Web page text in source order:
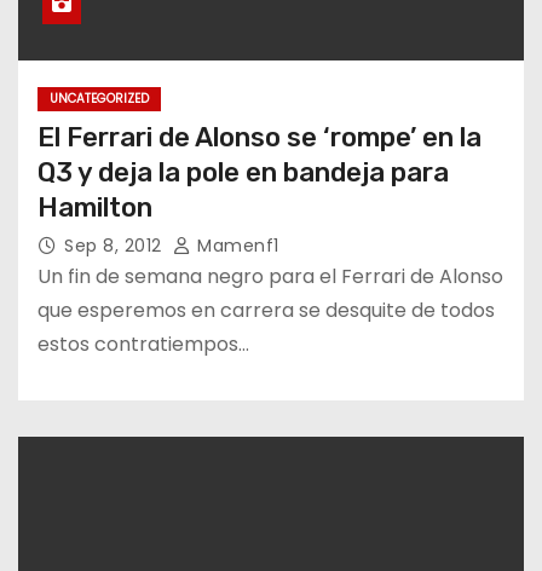
UNCATEGORIZED
El Ferrari de Alonso se ‘rompe’ en la
Q3 y deja la pole en bandeja para
Hamilton
Sep 8, 2012 Mamenf1
Un fin de semana negro para el Ferrari de Alonso
que esperemos en carrera se desquite de todos
estos contratiempos…